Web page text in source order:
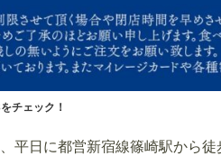
チェック！
平日に都営新宿線篠崎駅から